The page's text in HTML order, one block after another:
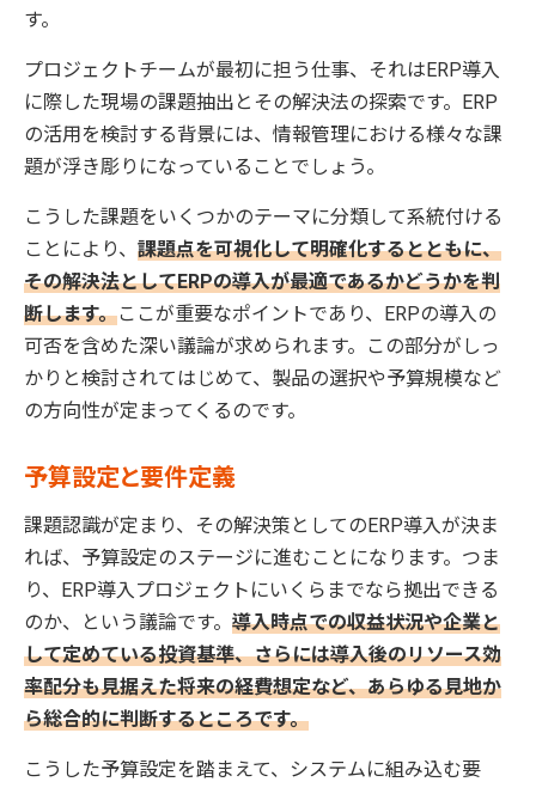
す。
プロジェクトチームが最初に担う仕事、それはERP導入
に際した現場の課題抽出とその解決法の探索です。ERP
の活用を検討する背景には、情報管理における様々な課
題が浮き彫りになっていることでしょう。
こうした課題をいくつかのテーマに分類して系統付ける
ことにより、 課題点を可視化して明確化するとともに、
その解決法としてERPの導入が最適であるかどうかを判
断します。ここが重要なポイントであり、ERPの導入の
可否を含めた深い議論が求められます。この部分がしっ
かりと検討されてはじめて、製品の選択や予算規模など
の方向性が定まってくるのです。
予算設定と要件定義
課題認識が定まり、その解決策としてのERP導入が決ま
れば、予算設定のステージに進むことになります。つま
り、ERP導入プロジェクトにいくらまでなら拠出できる
のか、という議論です。 導入時点での収益状況や企業と
して定めている投資基準、さらには導入後のリソース効
率配分も見据えた将来の経費想定など、あらゆる見地か
ら総合的に判断するところです。
こうした予算設定を踏まえて、システムに組み込む要